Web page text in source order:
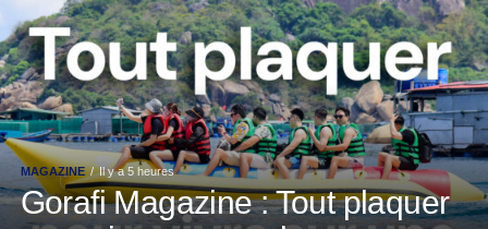
MAGAZINE Il y a 5 heures
Gorafi Magazine : Tout plaquer